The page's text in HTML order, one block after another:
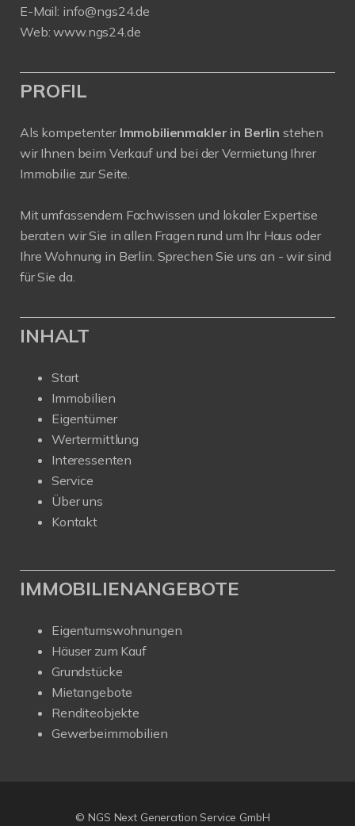
E-Mail: info@ngs24.de
Web:www.ngs24.de
PROFIL
Als kompetenter Immobilienmakler in Berlin stehen
wir Ihnen beim Verkauf und bei der Vermietung Ihrer
Immobilie zur Seite.
Mit umfassendem Fachwissen und lokaler Expertise
beraten wir Sie in allen Fragen rund um Ihr Haus oder
Ihre Wohnung in Berlin. Sprechen Sie uns an - wir sind
für Sie da.
INHALT
Start
Immobilien
Eigentümer
Wertermittlung
Interessenten
Service
Über uns
Kontakt
IMMOBILIENANGEBOTE
Eigentumswohnungen
Häuser zum Kauf
Grundstücke
Mietangebote
Renditeobjekte
Gewerbeimmobilien
© NGS Next Generation Service GmbH